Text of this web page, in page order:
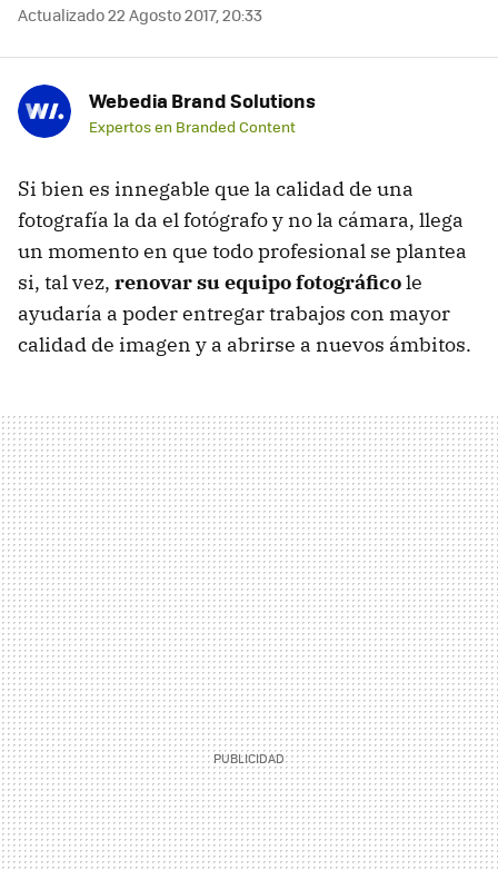
Actualizado 22 Agosto 2017, 20:33
Webedia Brand Solutions
Expertos en Branded Content
Si bien es innegable que la calidad de una
fotografía la da el fotógrafo y no la cámara, llega
un momento en que todo profesional se plantea
si, tal vez, renovar su equipo fotográficole
ayudaría a poder entregar trabajos con mayor
calidad de imagen y a abrirse a nuevos ámbitos.